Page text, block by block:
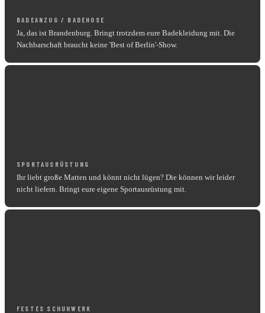
BADEANZUG / BADEHOSE
Ja, das ist Brandenburg. Bringt trotzdem eure Badekleidung mit. Die
Nachbarschaft braucht keine 'Best of Berlin'-Show.
SPORTAUSRÜSTUNG
Ihr liebt große Matten und könnt nicht lügen? Die können wir leider
nicht liefern. Bringt eure eigene Sportausrüstung mit.
FESTES SCHUHWERK